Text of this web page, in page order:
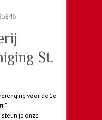
St.
voor de 1e
je onze